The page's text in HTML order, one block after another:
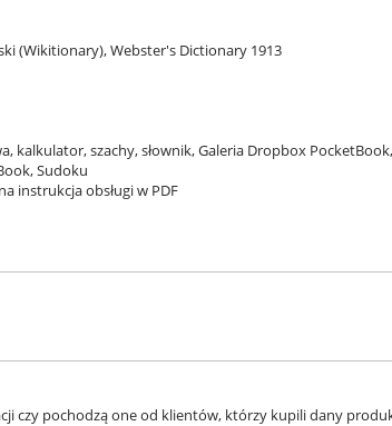
(Wikitionary), Webster's Dictionary 1913
szachy, słownik, Galeria Dropbox
Sudoku
instrukcja obsługi w PDF
czy pochodzą one od klientów, którzy kupili dany